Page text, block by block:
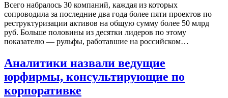
Всего набралось 30 компаний, каждая из которых
сопроводила за последние два года более пяти проектов по
реструктуризации активов на общую сумму более 50 млрд
руб. Больше половины из десятки лидеров по этому
показателю — рульфы, работавшие на российском…
Аналитики назвали ведущие
юрфирмы, консультирующие по
корпоративке